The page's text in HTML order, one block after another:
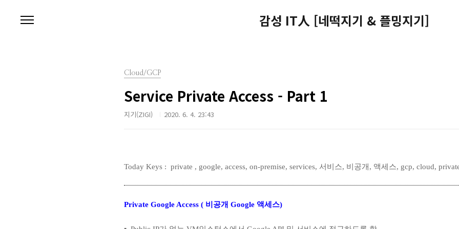
감성 IT人 [네떡지기 & 플밍지기]
Cloud/GCP
Service Private Access - Part 1
지기(ZIGI) 2020. 6. 4. 23:43
Today Keys : private , google, access, on-premise, services, 서비스, 비공개, 액세스, gcp, cloud,
Private Google Access ( 비공개 Google 액세스)